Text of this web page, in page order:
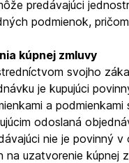
predávajúci
podmienok,
kúpnej zmluvy
svojho
je kupujúci
a
odoslaná
nie je povinný
uzatvorenie kúpnej